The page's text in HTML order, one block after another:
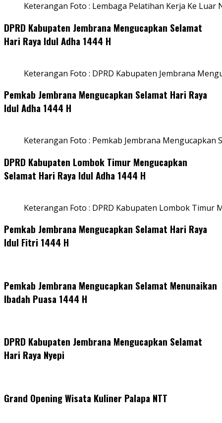
Keterangan Foto : Lembaga Pelatihan Kerja Ke Luar
DPRD Kabupaten Jembrana Mengucapkan Selamat
Hari Raya Idul Adha 1444 H
Keterangan Foto : DPRD Kabupaten Jembrana
Pemkab Jembrana Mengucapkan Selamat Hari Raya
Idul Adha 1444 H
Keterangan Foto : Pemkab Jembrana Mengucapkan
DPRD Kabupaten Lombok Timur Mengucapkan
Selamat Hari Raya Idul Adha 1444 H
Keterangan Foto : DPRD Kabupaten Lombok Timur
Pemkab Jembrana Mengucapkan Selamat Hari Raya
Idul Fitri 1444 H
Pemkab Jembrana Mengucapkan Selamat Menunaikan
Ibadah Puasa 1444 H
DPRD Kabupaten Jembrana Mengucapkan Selamat
Hari Raya Nyepi
Grand Opening Wisata Kuliner Palapa NTT